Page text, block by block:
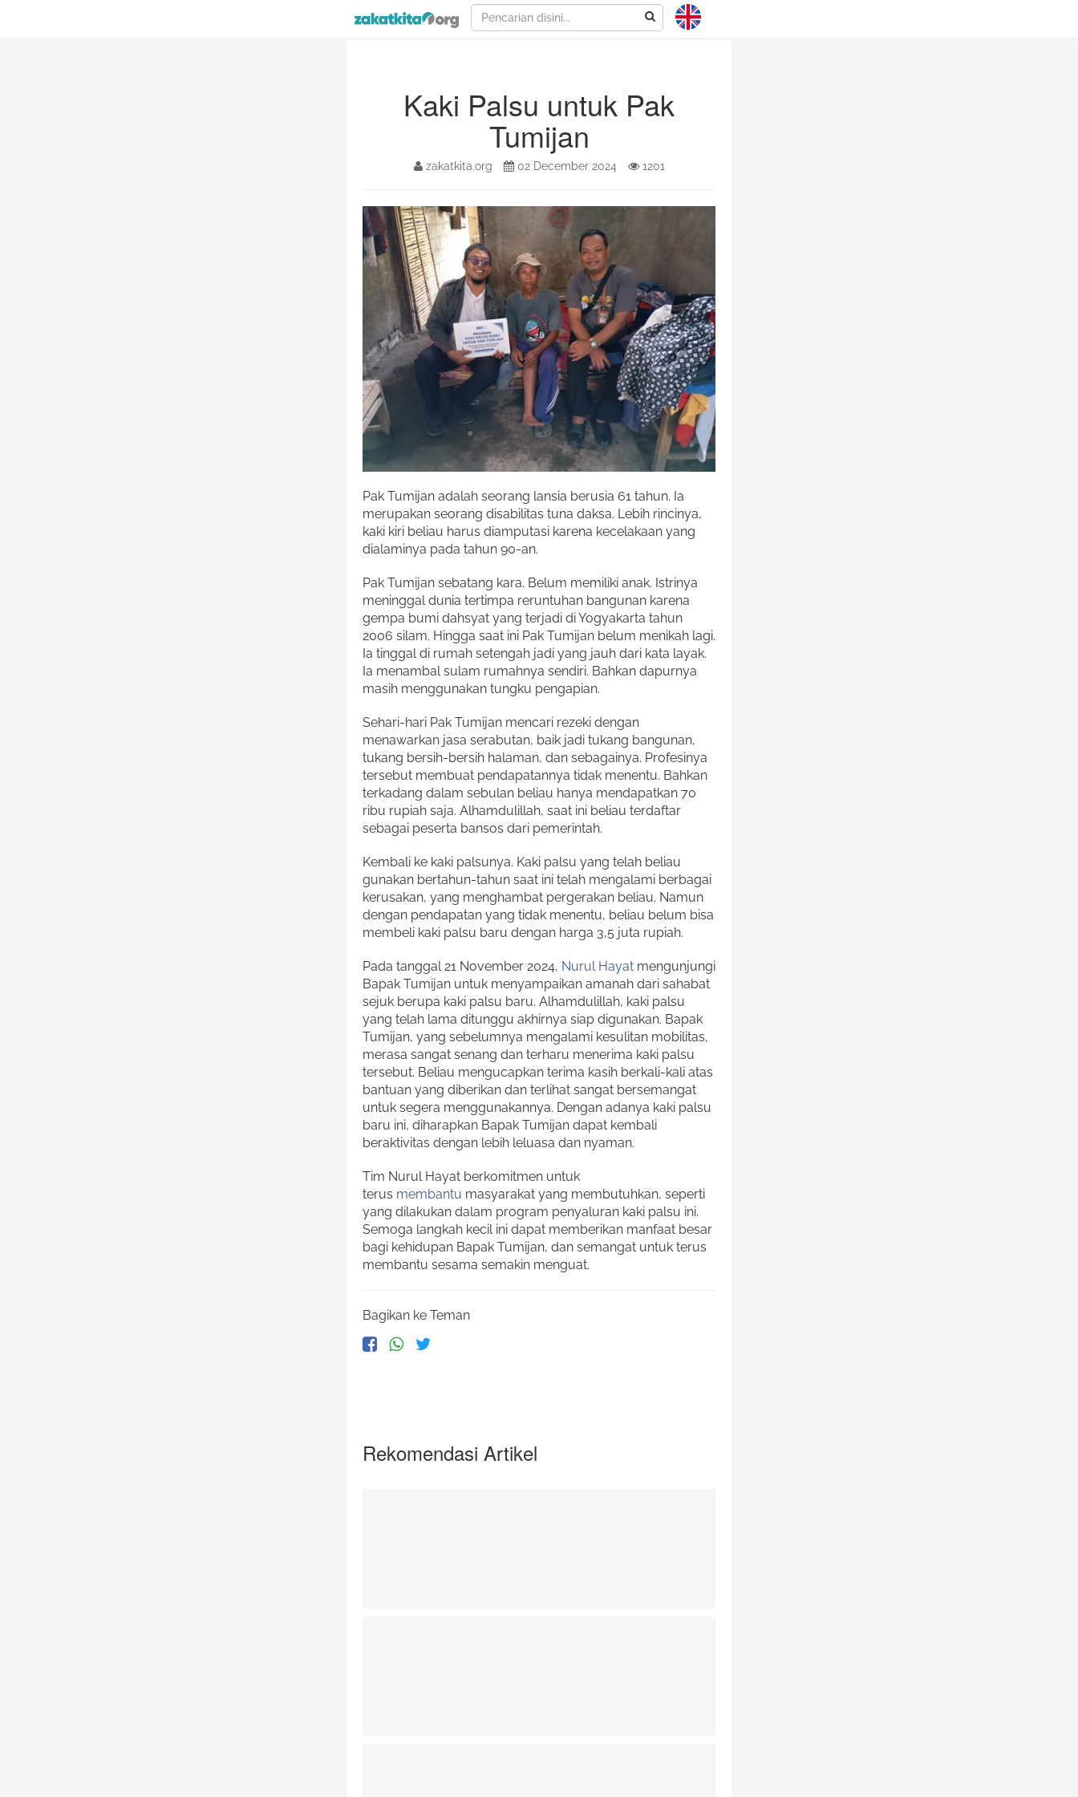
Kaki Palsu untuk Pak
Tumijan
zakatkita.org 02 December 2024 1201
Pak Tumijan adalah seorang lansia berusia 61 tahun. Ia
merupakan seorang disabilitas tuna daksa. Lebih rincinya,
kaki kiri beliau harus diamputasi karena kecelakaan yang
dialaminya pada tahun 90-an.
Pak Tumijan sebatang kara. Belum memiliki anak. Istrinya
meninggal dunia tertimpa reruntuhan bangunan karena
gempa bumi dahsyat yang terjadi di Yogyakarta tahun
2006 silam. Hingga saat ini Pak Tumijan belum menikah lagi.
Ia tinggal di rumah setengah jadi yang jauh dari kata layak.
Ia menambal sulam rumahnya sendiri. Bahkan dapurnya
masih menggunakan tungku pengapian.
Sehari-hari Pak Tumijan mencari rezeki dengan
menawarkan jasa serabutan, baik jadi tukang bangunan,
tukang bersih-bersih halaman, dan sebagainya. Profesinya
tersebut membuat pendapatannya tidak menentu. Bahkan
terkadang dalam sebulan beliau hanya mendapatkan 70
ribu rupiah saja. Alhamdulillah, saat ini beliau terdaftar
sebagai peserta bansos dari pemerintah.
Kembali ke kaki palsunya. Kaki palsu yang telah beliau
gunakan bertahun-tahun saat ini telah mengalami berbagai
kerusakan, yang menghambat pergerakan beliau. Namun
dengan pendapatan yang tidak menentu, beliau belum bisa
membeli kaki palsu baru dengan harga 3,5 juta rupiah.
Pada tanggal 21 November 2024, Nurul Hayat mengunjungi
Bapak Tumijan untuk menyampaikan amanah dari sahabat
sejuk berupa kaki palsu baru. Alhamdulillah, kaki palsu
yang telah lama ditunggu akhirnya siap digunakan. Bapak
Tumijan, yang sebelumnya mengalami kesulitan mobilitas,
merasa sangat senang dan terharu menerima kaki palsu
tersebut. Beliau mengucapkan terima kasih berkali-kali atas
bantuan yang diberikan dan terlihat sangat bersemangat
untuk segera menggunakannya. Dengan adanya kaki palsu
baru ini, diharapkan Bapak Tumijan dapat kembali
beraktivitas dengan lebih leluasa dan nyaman.
Tim Nurul Hayat berkomitmen untuk
terus membantu masyarakat yang membutuhkan, seperti
yang dilakukan dalam program penyaluran kaki palsu ini.
Semoga langkah kecil ini dapat memberikan manfaat besar
bagi kehidupan Bapak Tumijan, dan semangat untuk terus
membantu sesama semakin menguat.
Bagikan ke Teman
Rekomendasi Artikel